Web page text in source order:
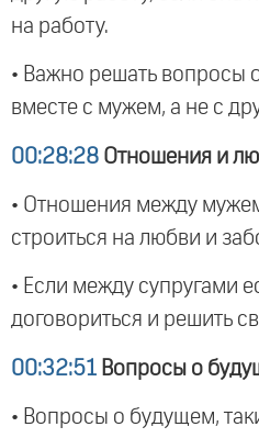
на работу.
• Важно решать вопросы
вместе с мужем, а не с
00:28:28 Отношения и
• Отношения между
строиться на любви и
• Если между супругами
договориться и решить
00:32:51 Вопросы о
• Вопросы о будущем,